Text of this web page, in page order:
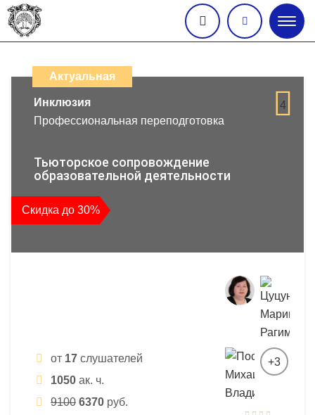
меню
дистанционных
образовательных
повышения
квалификации
и
профессиональной
Актуальная
4
Инклюзия
Профессиональная переподготовка
Тьюторское сопровождение
образовательной деятельности
Скидка до 30%
от 17 слушателей
1050 ак. ч.
9100 6370 руб.
+3